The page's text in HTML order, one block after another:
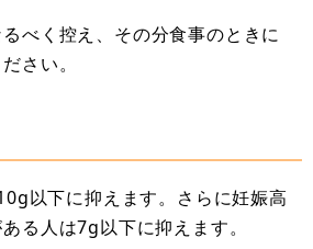
べく控え、その分食事のときに
さい。
以下に抑えます。さらに妊娠高
る人は7g以下に抑えます。